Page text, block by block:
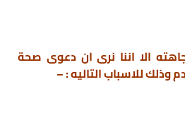
الا اننا نرى ان دعوى صحة
وذلك للاسباب التاليه : –